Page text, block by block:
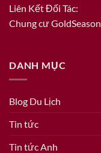
Liên Kết Đối Tác:
Chung cư GoldSeason
DANH MỤC
Blog Du Lịch
Tin tức
Tin tức Anh